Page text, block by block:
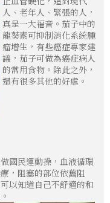
人、老年人、緊張的人，
真是一大福音。茄子中的
龍葵素可抑制消化系統腫
瘤增生，有些癌症專家建
議，茄子可做為癌症病人
的常用食物。除此之外，
還有很多其他的好處。
國民運動操，血液循環
，阻塞的部位依舊阻
以知道自己不舒適的和